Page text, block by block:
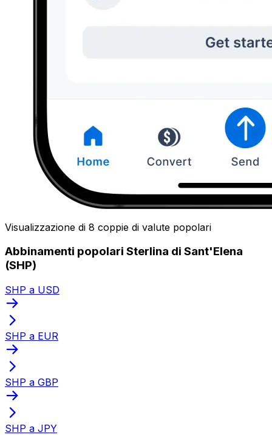
Visualizzazione di 8 coppie di valute popolari
Abbinamenti popolari Sterlina di Sant'Elena
(SHP)
SHP a USD
SHP a EUR
SHP a GBP
SHP a JPY